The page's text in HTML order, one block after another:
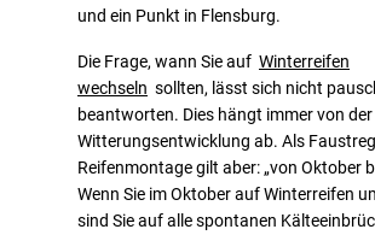
und ein Punkt in Flensburg.
Die Frage, wann Sie auf Winterreifen
wechseln sollten, lässt sich nicht
beantworten. Dies hängt immer von
Witterungsentwicklung ab. Als
Reifenmontage gilt aber: „von Oktober
Wenn Sie im Oktober auf Winterreifen
sind Sie auf alle spontanen